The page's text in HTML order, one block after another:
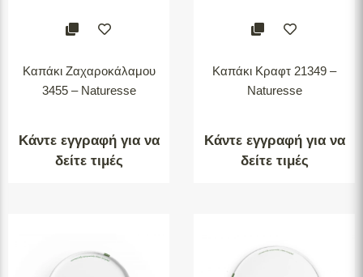
Καπάκι Ζαχαροκάλαμου
3455 – Naturesse
Κάντε εγγραφή για να
δείτε τιμές
Καπάκι Κραφτ 21349 –
Naturesse
Κάντε εγγραφή για να
δείτε τιμές